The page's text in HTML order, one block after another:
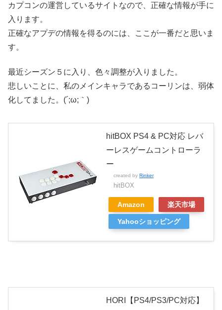
カプコンの運営しているサイトなので、正確な情報が手に
入ります。
正確なアプデの情報を得るのには、ここが一番だと思いま
す。
最近シーズン５に入り、色々調整が入りました。
悲しいことに、私のメインキャラであるコーリンは、弱体
化してました。(´;ω;｀)
hitBOX PS4 & PC対応 レバ
ーレスゲームコントローラ
ー
created by Rinker
hitBOX
Amazon 楽天市場
Yahooショッピング
HORI【PS4/PS3/PC対応】